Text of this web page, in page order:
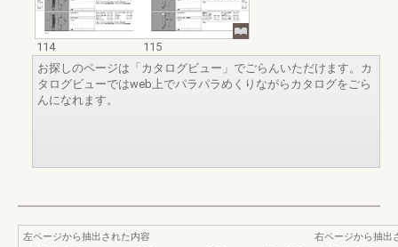
114
115
お探しのページは「カタログビュー」でごらんいただけます。カ
タログビューではweb上でパラパラめくりながらカタログをごら
んになれます。
左ページから抽出された内容
右ページから抽出